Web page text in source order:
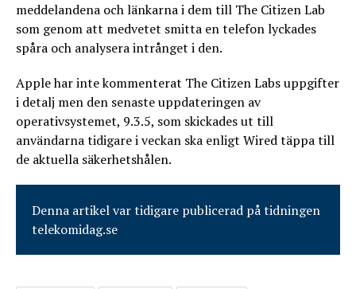
meddelandena och länkarna i dem till The Citizen Lab
som genom att medvetet smitta en telefon lyckades
spåra och analysera intrånget i den.
Apple har inte kommenterat The Citizen Labs uppgifter
i detalj men den senaste uppdateringen av
operativsystemet, 9.3.5, som skickades ut till
användarna tidigare i veckan ska enligt Wired täppa till
de aktuella säkerhetshålen.
Denna artikel var tidigare publicerad på tidningen
telekomidag.se